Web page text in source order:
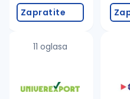
Zapratite
11 oglasa